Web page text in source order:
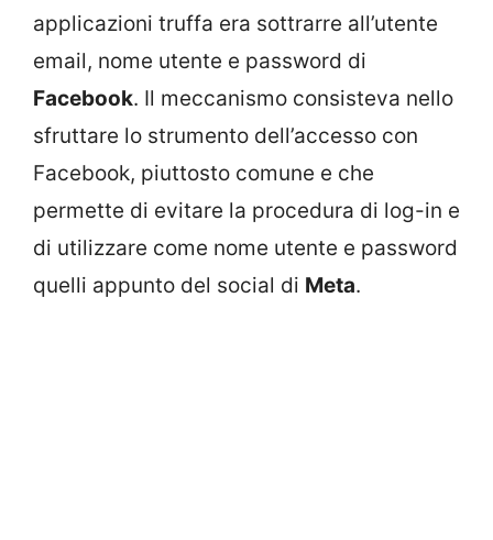
applicazioni truffa era sottrarre all’utente
email, nome utente e password di
Facebook. Il meccanismo consisteva nello
sfruttare lo strumento dell’accesso con
Facebook, piuttosto comune e che
permette di evitare la procedura di log-in e
di utilizzare come nome utente e password
quelli appunto del social di Meta.